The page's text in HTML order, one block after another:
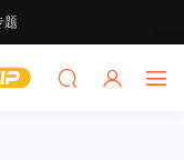
题